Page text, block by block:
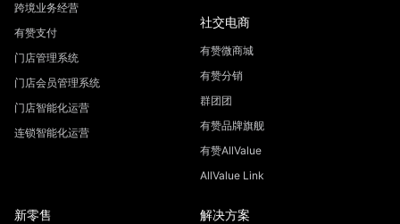
跨境业务经营
有赞支付
门店管理系统
门店会员管理系统
门店智能化运营
连锁智能化运营
社交电商
有赞微商城
有赞分销
群团团
有赞品牌旗舰
有赞AllValue
AllValue Link
新零售 解决方案